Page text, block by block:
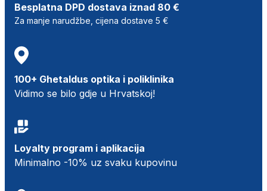
Besplatna DPD dostava iznad 80 €
Za manje narudžbe, cijena dostave 5 €
100+ Ghetaldus optika i poliklinika
Vidimo se bilo gdje u Hrvatskoj!
Loyalty program i aplikacija
Minimalno -10% uz svaku kupovinu